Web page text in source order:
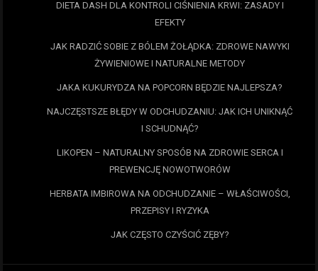
DIETA DASH DLA KONTROLI CIŚNIENIA KRWI: ZASADY I
EFEKTY
JAK RADZIĆ SOBIE Z BÓLEM ŻOŁĄDKA: ZDROWE NAWYKI
ŻYWIENIOWE I NATURALNE METODY
JAKA KUKURYDZA NA POPCORN BĘDZIE NAJLEPSZA?
NAJCZĘSTSZE BŁĘDY W ODCHUDZANIU: JAK ICH UNIKNĄĆ
I SCHUDNĄĆ?
LIKOPEN – NATURALNY SPOSÓB NA ZDROWIE SERCA I
PREWENCJĘ NOWOTWORÓW
HERBATA IMBIROWA NA ODCHUDZANIE – WŁAŚCIWOŚCI,
PRZEPISY I RYZYKA
JAK CZĘSTO CZYŚCIĆ ZĘBY?